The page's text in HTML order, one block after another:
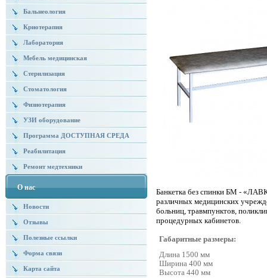
Бальнеология
Криотерапия
Лаборатория
Мебель медицинская
Стерилизация
Стоматология
Физиотерапия
УЗИ оборудование
Программа ДОСТУПНАЯ СРЕДА
Реабилитация
Ремонт медтехники
О нас
Новости
Отзывы
Полезные ссылки
Форма связи
Карта сайта
Банкетка без спинки БМ -
различных медицинских
больниц, травмпунктов,
процедурных кабинетов.
Габаритные размеры:
Длина 1500 мм
Ширина 400 мм
Высота 440 мм